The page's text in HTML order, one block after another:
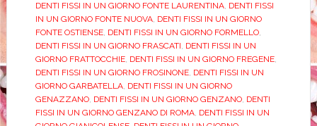
DENTI FISSI IN UN GIORNO FONTE LAURENTINA, DENTI FISSI
IN UN GIORNO FONTE NUOVA, DENTI FISSI IN UN GIORNO
FONTE OSTIENSE, DENTI FISSI IN UN GIORNO FORMELLO,
DENTI FISSI IN UN GIORNO FRASCATI DENTI FISSI IN UN
GIORNO FRATTOCCHIE, DENTI FISSI IN UN GIORNO FREGENE,
DENTI FISSI IN UN GIORNO FROSINONE, DENTI FISSI IN UN
GIORNO GARBATELLA, DENTI FISSI IN UN GIORNO
GENAZZANO, DENTI FISSI IN UN GIORNO GENZANO, DENTI
FISSI IN UN GIORNO GENZANO DI ROMA, DENTI FISSI IN UN